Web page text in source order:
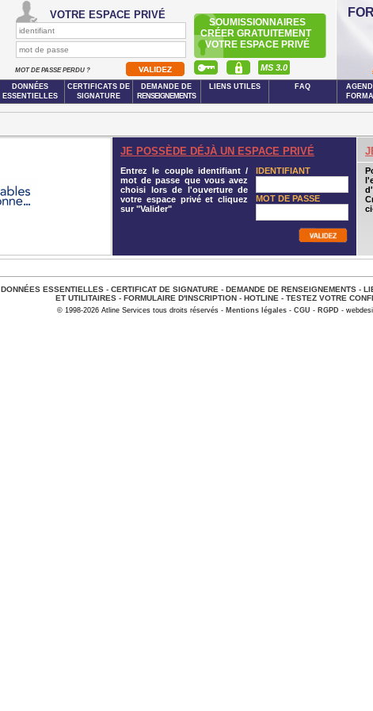
VOTRE ESPACE PRIVÉ
MOT DE PASSE PERDU ? MS 3.0
SOUMISSIONNAIRES
CRÉER GRATUITEMENT
VOTRE ESPACE PRIVÉ
DONNÉES
ESSENTIELLES
CERTIFICATS DE
SIGNATURE
DEMANDE DE
RENSEIGNEMENTS
LIENS UTILES FAQ
JE POSSÈDE DÉJÀ UN ESPACE PRIVÉ
Entrez le couple identifiant /
mot de passe que vous avez
choisi lors de l'ouverture de
votre espace privé et cliquez
sur "Valider"
IDENTIFIANT
MOT DE PASSE
DONNÉES ESSENTIELLES- CERTIFICAT DE SIGNATURE - DEMANDE DE RENSEIGNEMENTS-
ET UTILITAIRES - FORMULAIRE D'INSCRIPTION - HOTLINE - TESTEZ VOTRE
© 1998-2026 Atline Services tous droits réservés - Mentions légales- CGU - RGPD -